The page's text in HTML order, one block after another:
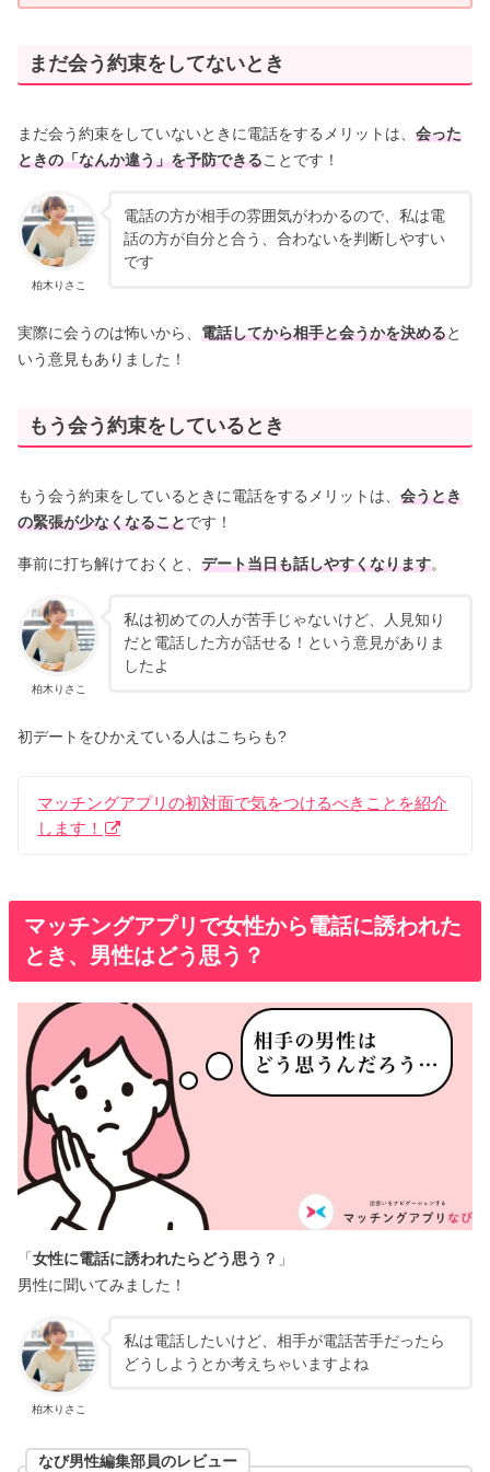
まだ会う約束をしてないとき
まだ会う約束をしていないときに電話をするメリットは、会った
ときの「なんか違う」を予防できることです！
柏木りさこ
電話の方が相手の雰囲気がわかるので、私は電
話の方が自分と合う、合わないを判断しやすい
です
実際に会うのは怖いから、電話してから相手と会うかを決めると
いう意見もありました！
もう会う約束をしているとき
もう会う約束をしているときに電話をするメリットは、会うとき
の緊張が少なくなることです！
事前に打ち解けておくと、デート当日も話しやすくなります。
柏木りさこ
私は初めての人が苦手じゃないけど、人見知り
だと電話した方が話せる！という意見がありま
したよ
初デートをひかえている人はこちらも?
マッチングアプリの初対面で気をつけるべきことを紹介
します！
マッチングアプリで女性から電話に誘われた
とき、男性はどう思う？
「女性に電話に誘われたらどう思う？ 」
男性に聞いてみました！
柏木りさこ
私は電話したいけど、相手が電話苦手だったら
どうしようとか考えちゃいますよね
なび男性編集部員のレビュー